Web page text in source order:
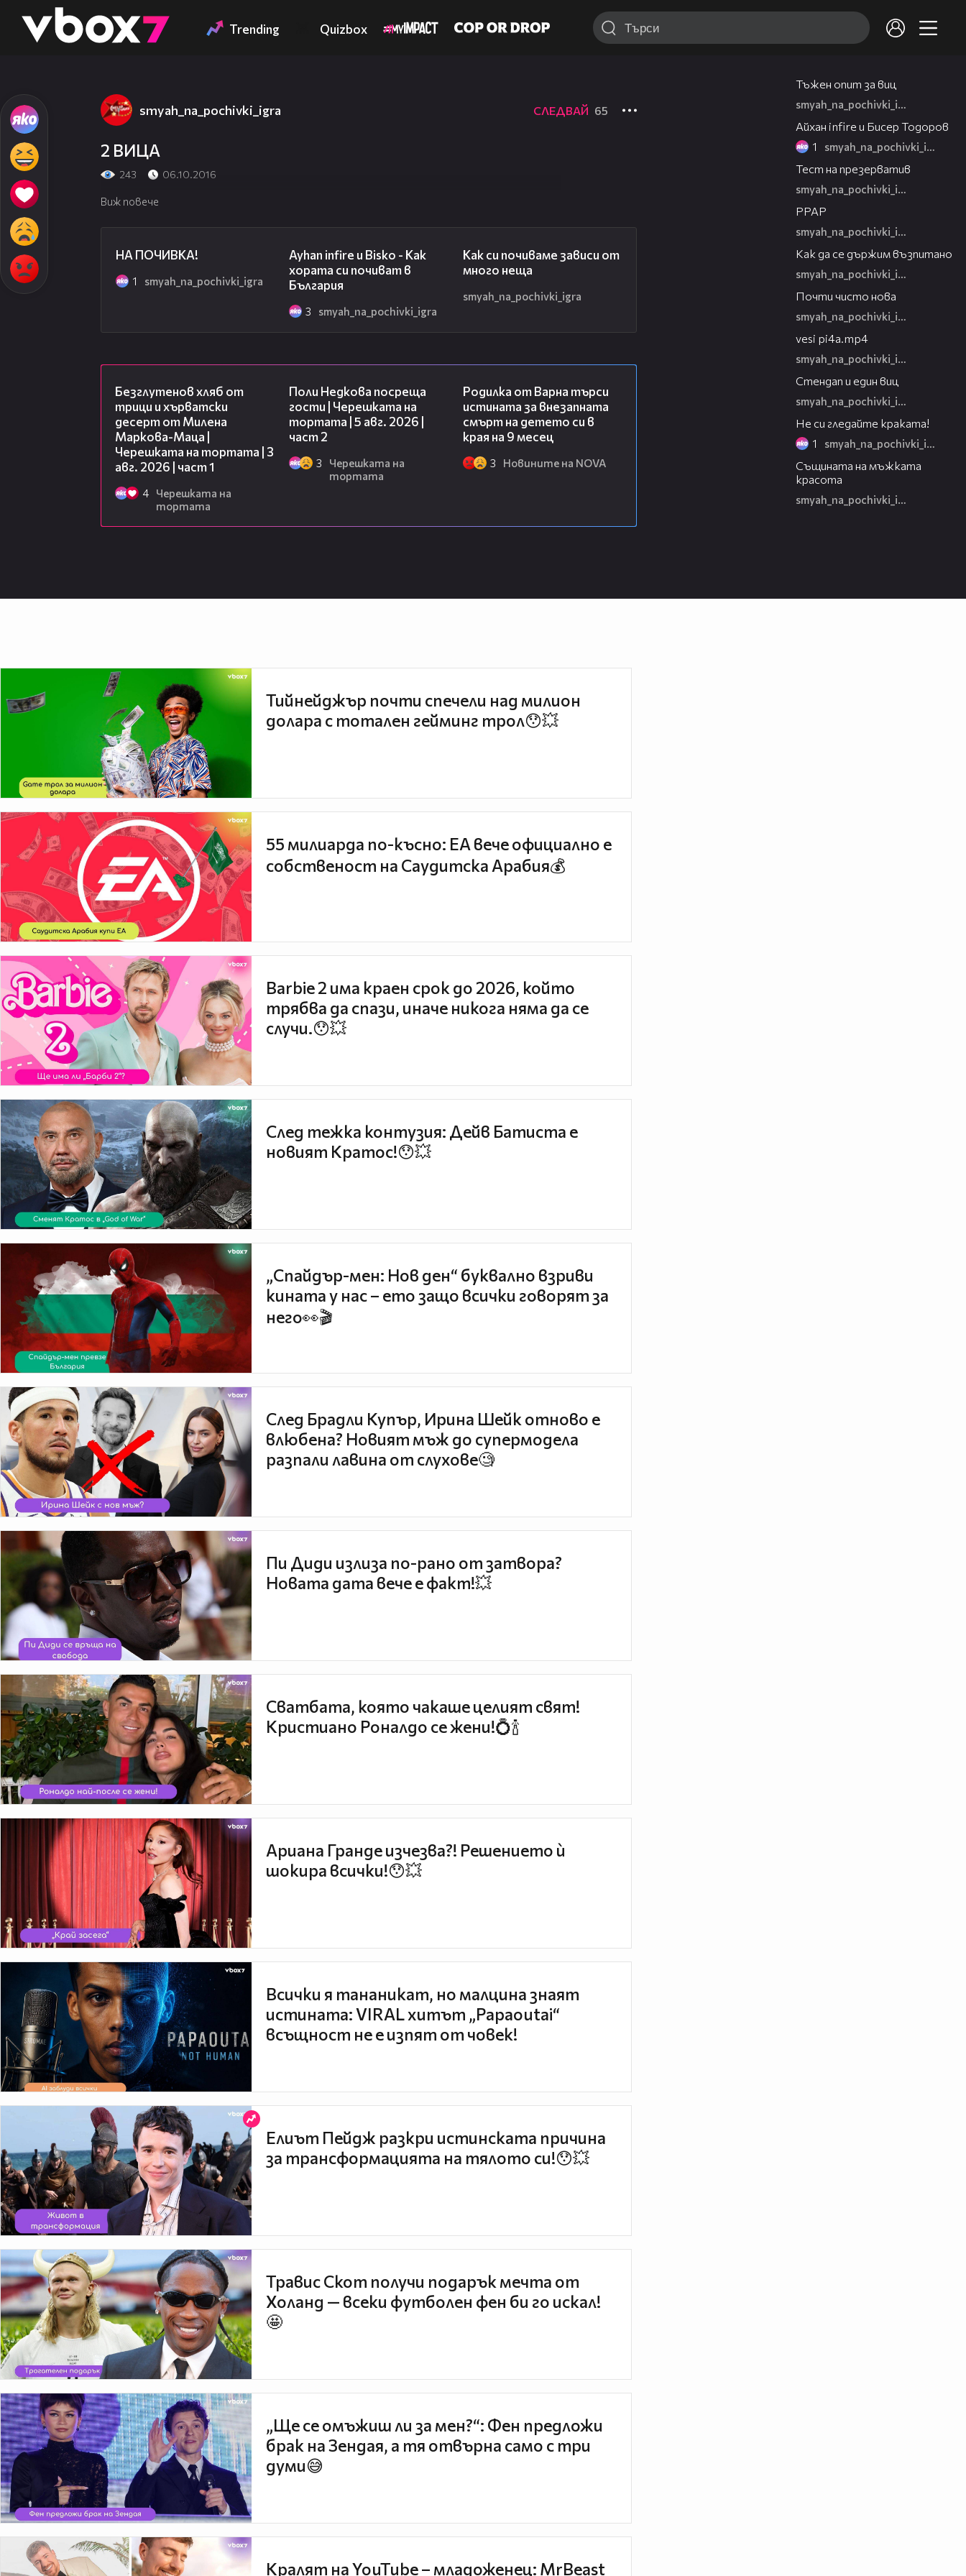
👾 Trending Quizbox
smyah_na_pochivki_igra СЛЕДВАЙ 65
2 ВИЦА
243 06.10.2016
Виж повече
НА ПОЧИВКА!
1 smyah_na_pochivki_igra
Ayhan infire и Bisko - Как
хората си почиват в
България
3 smyah_na_pochivki_igra
Как си почиваме зависи от
много неща
smyah_na_pochivki_igra
Безглутенов хляб от
трици и хърватски
десерт от Милена
Маркова-Маца |
Черешката на тортата | 3
авг. 2026 | част 1
4
Черешката на
тортата
Поли Недкова посреща
гости | Черешката на
тортата | 5 авг. 2026 |
част 2
3
Черешката на
тортата
Родилка от Варна търси
истината за внезапната
смърт на детето си в
края на 9 месец
3 Новините на NOVA
Тъжен опит за виц
smyah_na_pochivki_igra
Айхан infire и Бисер Тодоров
1 smyah_na_pochivki_igra
Тест на презерватив
smyah_na_pochivki_igra
PPAP
smyah_na_pochivki_igra
Как да се държим възпитано
smyah_na_pochivki_igra
Почти чисто нова
smyah_na_pochivki_igra
vesi pi4a.mp4
smyah_na_pochivki_igra
Стендап и един виц
smyah_na_pochivki_igra
Не си гледайте краката!
1 smyah_na_pochivki_igra
Същината на мъжката
красота
smyah_na_pochivki_igra
Тийнейджър почти спечели над милион
долара с тотален гейминг трол😯💥
55 милиарда по-късно: EA вече официално е
собственост на Саудитска Арабия💰
Barbie 2 има краен срок до 2026, който
трябва да спази, иначе никога няма да се
случи.😯💥
След тежка контузия: Дейв Батиста е
новият Кратос!😯💥
„Спайдър-мен: Нов ден“ буквално взриви
кината у нас – ето защо всички говорят за
него👀🎬
След Брадли Купър, Ирина Шейк отново е
влюбена? Новият мъж до супермодела
разпали лавина от слухове🧐
Пи Диди излиза по-рано от затвора?
Новата дата вече е факт!💥
Сватбата, която чакаше целият свят!
Кристиано Роналдо се жени!💍🍾
Ариана Гранде изчезва?! Решението ѝ
шокира всички!😯💥
Всички я тананикат, но малцина знаят
истината: VIRAL хитът „Papaoutai“
всъщност не е изпят от човек!
Елиът Пейдж разкри истинската причина
за трансформацията на тялото си!😯💥
Травис Скот получи подарък мечта от
Холанд — всеки футболен фен би го искал!
🤩
„Ще се омъжиш ли за мен?“: Фен предложи
брак на Зендая, а тя отвърна само с три
думи😅
Кралят на YouTube – младоженец: MrBeast